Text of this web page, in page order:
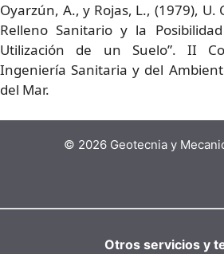
Oyarzún, A., y Rojas, L., (1979), U.
Relleno Sanitario y la
Utilización de un Suelo”. II
Ingeniería Sanitaria y del
del Mar.
© 2026 Geotecnia y
Otros servicios y